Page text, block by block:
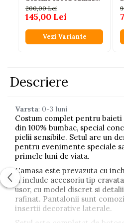
cu body papion si
pantaloni 6-24 luni
200,00 Lei
145,00 Lei
Vezi Variante
Descriere
Varsta: 0-3 luni
Costum complet pentru
din 100% bumbac, special
pielii sensibile. Setul are un
pentru evenimente speciale
primele luni de viata.
Camasa este prevazuta cu
si include accesoriu tip
usor, cu model discret si
rafinat. Pantalonii sunt
insertii decorative laterale.